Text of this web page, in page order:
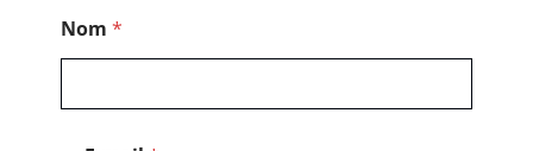
Nom *